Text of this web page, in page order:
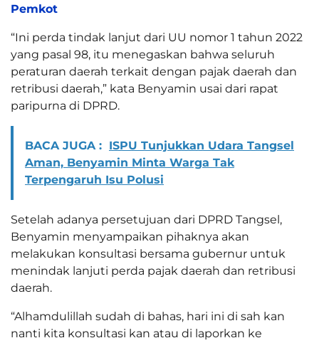
Pemkot
“Ini perda tindak lanjut dari UU nomor 1 tahun 2022
yang pasal 98, itu menegaskan bahwa seluruh
peraturan daerah terkait dengan pajak daerah dan
retribusi daerah,” kata Benyamin usai dari rapat
paripurna di DPRD.
BACA JUGA : ISPU Tunjukkan Udara Tangsel
Aman, Benyamin Minta Warga Tak
Terpengaruh Isu Polusi
Setelah adanya persetujuan dari DPRD Tangsel,
Benyamin menyampaikan pihaknya akan
melakukan konsultasi bersama gubernur untuk
menindak lanjuti perda pajak daerah dan retribusi
daerah.
“Alhamdulillah sudah di bahas, hari ini di sah kan
nanti kita konsultasi kan atau di laporkan ke